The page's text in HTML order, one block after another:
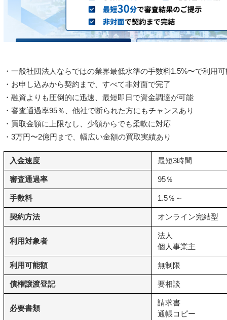
・一般社団法人ならではの業界最低水準の手数料1.5%〜で利用可
・お申し込みから契約まで、すべて非対面で完了
・融資よりも圧倒的に迅速、最短即日で資金調達が可能
・審査通過率95％、他社で断られた方にもチャンスあり
・買取金額に上限なし、少額からでも柔軟に対応
・3万円〜2億円まで、幅広い金額の買取実績あり
入金速度 最短3時間
審査通過率 95％
手数料 1.5％～
契約方法 オンライン完結型
利用対象者
法人
個人事業主
利用可能額 無制限
債権譲渡登記 要相談
必要書類
請求書
通帳コピー